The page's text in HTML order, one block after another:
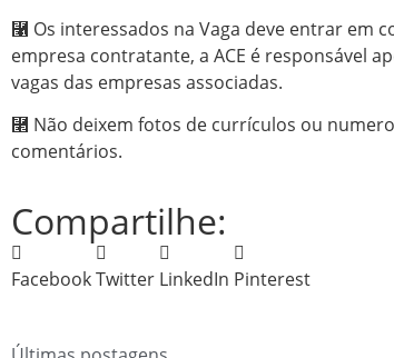
⿡ Os interessados na Vaga deve entrar em
empresa contratante, a ACE é responsável
vagas das empresas associadas.
⿢ Não deixem fotos de currículos ou
comentários.
Compartilhe:
FacebookTwitter LinkedIn Pinterest